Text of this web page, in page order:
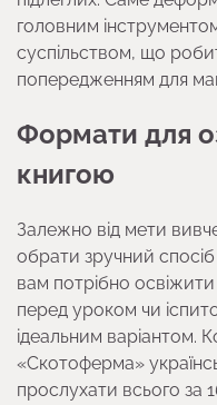
головним
суспільством, що
попередженням для
Формати для
книгою
Залежно від мети
обрати зручний
вам потрібно освіжити
перед уроком чи
ідеальним варіантом.
«Скотоферма»
прослухати всього за